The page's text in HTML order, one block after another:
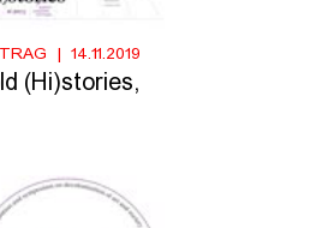
14.11.2019
(Hi)stories,